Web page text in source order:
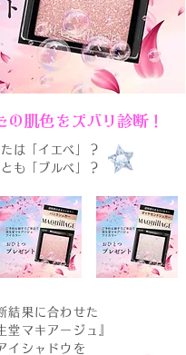
の肌色をズバリ診断！
は「イエベ」？
も「ブルベ」？​
結果に合わせた
堂マキアージュ』
イシャドウを